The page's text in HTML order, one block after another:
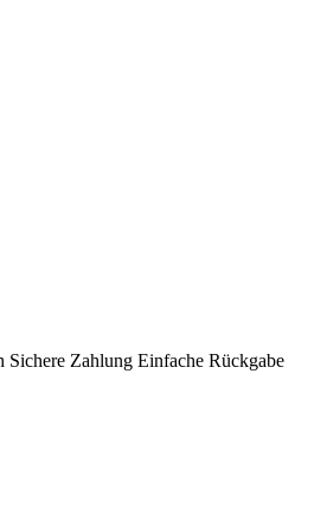
Sichere Zahlung Einfache Rückgabe